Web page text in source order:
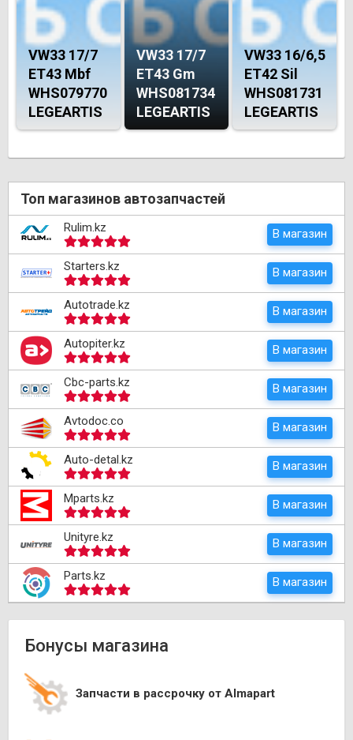
VW33 17/7
ET43 Mbf
WHS079770
LEGEARTIS
VW33 17/7
ET43 Gm
WHS081734
LEGEARTIS
VW33 16/6,5
ET42 Sil
WHS081731
LEGEARTIS
Топ магазинов автозапчастей
Rulim.kz В магазин
Starters.kz В магазин
Autotrade.kz В магазин
Autopiter.kz В магазин
Cbc-parts.kz В магазин
Avtodoc.co В магазин
Auto-detal.kz В магазин
Mparts.kz В магазин
Unityre.kz В магазин
Parts.kz В магазин
Бонусы магазина
Запчасти в рассрочку от Almapart